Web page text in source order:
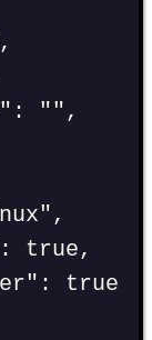
,
" : "" ,
" ,
: true,
" :
true